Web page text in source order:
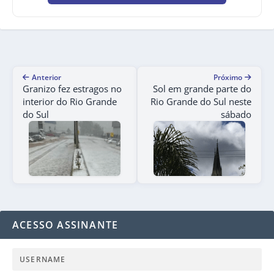
Anterior
Granizo fez estragos no
interior do Rio Grande
do Sul
Próximo
Sol em grande parte do
Rio Grande do Sul neste
sábado
ACESSO ASSINANTE